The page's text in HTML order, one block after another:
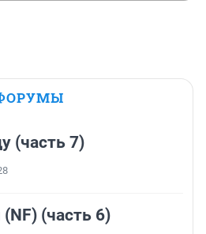
(часть 7)
(часть 6)